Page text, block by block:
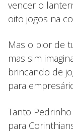
vencer o
oito jogos na
Mas o pior de
mas sim
brincando de
para
Tanto
para